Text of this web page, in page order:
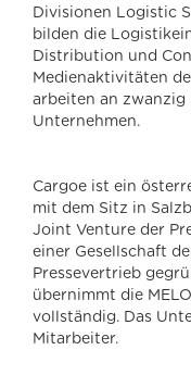
Divisionen Logistic
bilden die
Distribution und
Medienaktivitäten
arbeiten an
Unternehmen.
Cargoe ist ein
mit dem Sitz in
Joint Venture der
einer Gesellschaft
Pressevertrieb
übernimmt die
vollständig. Das
Mitarbeiter.